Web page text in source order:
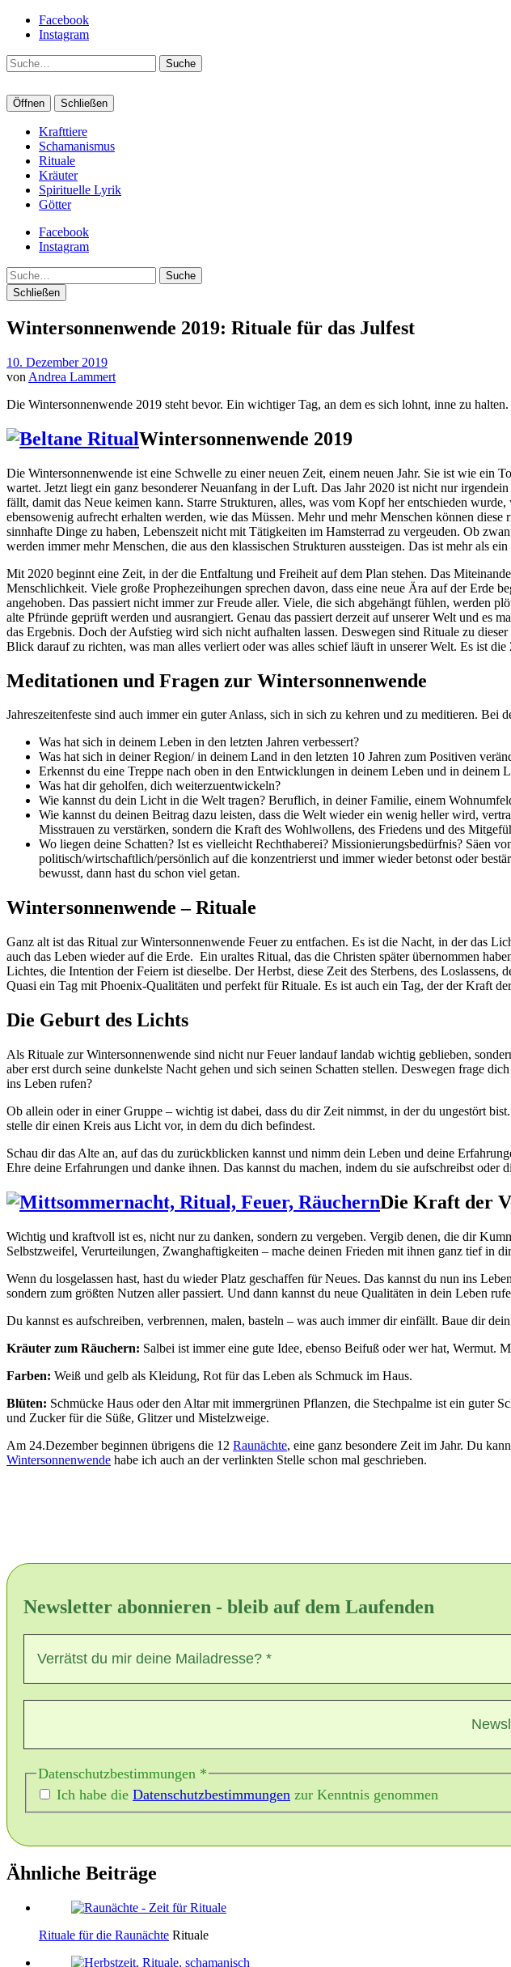
Facebook
Instagram
Suche
Öffnen Schließen
Krafttiere
Schamanismus
Rituale
Kräuter
Spirituelle Lyrik
Götter
Facebook
Instagram
Suche
Schließen
Wintersonnenwende 2019: Rituale für das Julfest
10. Dezember 2019
von Andrea Lammert
Die Wintersonnenwende 2019 steht bevor. Ein wichtiger Tag, an dem es sich lohnt, inne zu
Wintersonnenwende 2019
Die Wintersonnenwende ist eine Schwelle zu einer neuen Zeit, einem neuen Jahr. Sie ist wie ein
wartet. Jetzt liegt ein ganz besonderer Neuanfang in der Luft. Das Jahr 2020 ist nicht nur
fällt, damit das Neue keimen kann. Starre Strukturen, alles, was vom Kopf her entschieden
ebensowenig aufrecht erhalten werden, wie das Müssen. Mehr und mehr Menschen können
sinnhafte Dinge zu haben, Lebenszeit nicht mit Tätigkeiten im Hamsterrad zu vergeuden. Ob
werden immer mehr Menschen, die aus den klassischen Strukturen aussteigen. Das ist mehr als
Mit 2020 beginnt eine Zeit, in der die Entfaltung und Freiheit auf dem Plan stehen. Das
Menschlichkeit. Viele große Prophezeihungen sprechen davon, dass eine neue Ära auf der Erde
angehoben. Das passiert nicht immer zur Freude aller. Viele, die sich abgehängt fühlen, werden
alte Pfründe geprüft werden und ausrangiert. Genau das passiert derzeit auf unserer Welt und
das Ergebnis. Doch der Aufstieg wird sich nicht aufhalten lassen. Deswegen sind Rituale zu
Blick darauf zu richten, was man alles verliert oder was alles schief läuft in unserer Welt. Es ist
Meditationen und Fragen zur Wintersonnenwende
Jahreszeitenfeste sind auch immer ein guter Anlass, sich in sich zu kehren und zu meditieren.
Was hat sich in deinem Leben in den letzten Jahren verbessert?
Was hat sich in deiner Region/ in deinem Land in den letzten 10 Jahren zum Positiven
Erkennst du eine Treppe nach oben in den Entwicklungen in deinem Leben und in deinem
Was hat dir geholfen, dich weiterzuentwickeln?
Wie kannst du dein Licht in die Welt tragen? Beruflich, in deiner Familie, einem
Wie kannst du deinen Beitrag dazu leisten, dass die Welt wieder ein wenig heller wird,
Misstrauen zu verstärken, sondern die Kraft des Wohlwollens, des Friedens und des
Wo liegen deine Schatten? Ist es vielleicht Rechthaberei? Missionierungsbedürfnis? Säen
politisch/wirtschaftlich/persönlich auf die konzentrierst und immer wieder betonst oder
bewusst, dann hast du schon viel getan.
Wintersonnenwende – Rituale
Ganz alt ist das Ritual zur Wintersonnenwende Feuer zu entfachen. Es ist die Nacht, in der das
auch das Leben wieder auf die Erde. Ein uraltes Ritual, das die Christen später übernommen
Lichtes, die Intention der Feiern ist dieselbe. Der Herbst, diese Zeit des Sterbens, des
Quasi ein Tag mit Phoenix-Qualitäten und perfekt für Rituale. Es ist auch ein Tag, der der Kraft
Die Geburt des Lichts
Als Rituale zur Wintersonnenwende sind nicht nur Feuer landauf landab wichtig geblieben,
aber erst durch seine dunkelste Nacht gehen und sich seinen Schatten stellen. Deswegen frage
ins Leben rufen?
Ob allein oder in einer Gruppe – wichtig ist dabei, dass du dir Zeit nimmst, in der du ungestört
stelle dir einen Kreis aus Licht vor, in dem du dich befindest.
Schau dir das Alte an, auf das du zurückblicken kannst und nimm dein Leben und deine
Ehre deine Erfahrungen und danke ihnen. Das kannst du machen, indem du sie aufschreibst
Die Kraft der
Wichtig und kraftvoll ist es, nicht nur zu danken, sondern zu vergeben. Vergib denen, die dir
Selbstzweifel, Verurteilungen, Zwanghaftigkeiten – mache deinen Frieden mit ihnen ganz tief in
Wenn du losgelassen hast, hast du wieder Platz geschaffen für Neues. Das kannst du nun ins
sondern zum größten Nutzen aller passiert. Und dann kannst du neue Qualitäten in dein Leben
Du kannst es aufschreiben, verbrennen, malen, basteln – was auch immer dir einfällt. Baue dir
Kräuter zum Räuchern: Salbei ist immer eine gute Idee, ebenso Beifuß oder wer hat, Wermut.
Farben: Weiß und gelb als Kleidung, Rot für das Leben als Schmuck im Haus.
Blüten: Schmücke Haus oder den Altar mit immergrünen Pflanzen, die Stechpalme ist ein guter
und Zucker für die Süße, Glitzer und Mistelzweige.
Am 24.Dezember beginnen übrigens die 12 Raunächte, eine ganz besondere Zeit im Jahr. Du
Wintersonnenwende habe ich auch an der verlinkten Stelle schon mal geschrieben.
Newsletter abonnieren - bleib auf dem Laufenden
Datenschutzbestimmungen *
Ich habe die Datenschutzbestimmungen zur Kenntnis genommen
Ähnliche Beiträge
Rituale für die Raunächte Rituale